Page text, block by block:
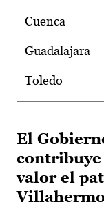
Cuenca
Guadalajara
Toledo
El
contribuye
valor el